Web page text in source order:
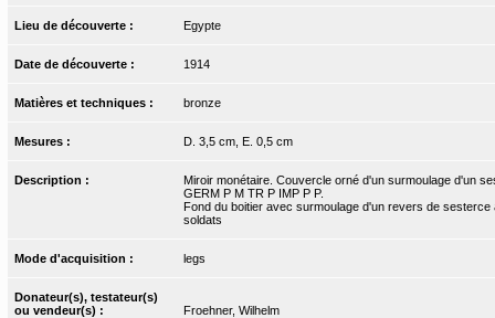
Lieu de découverte : Egypte
Date de découverte : 1914
Matières et techniques : bronze
Mesures : D. 3,5 cm, E. 0,5 cm
Description :
Miroir monétaire. Couvercle orné d'un surmoulage d'un
GERM P M TR P IMP P P.
Fond du boitier avec surmoulage d'un revers de
soldats
Mode d'acquisition : legs
Donateur(s), testateur(s)
ou vendeur(s) :
Froehner, Wilhelm